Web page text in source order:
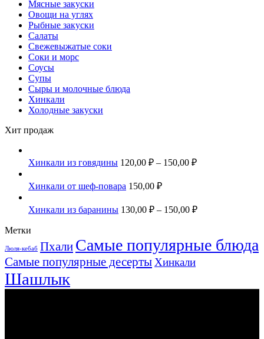
Мясные закуски
Овощи на углях
Рыбные закуски
Салаты
Свежевыжатые соки
Соки и морс
Соусы
Супы
Сыры и молочные блюда
Хинкали
Холодные закуски
Хит продаж
Хинкали из говядины 120,00 ₽ – 150,00 ₽
Хинкали от шеф-повара 150,00 ₽
Хинкали из баранины 130,00 ₽ – 150,00 ₽
Метки
Люля-кебаб Пхали Самые популярные блюда
Самые популярные десерты Хинкали
Шашлык